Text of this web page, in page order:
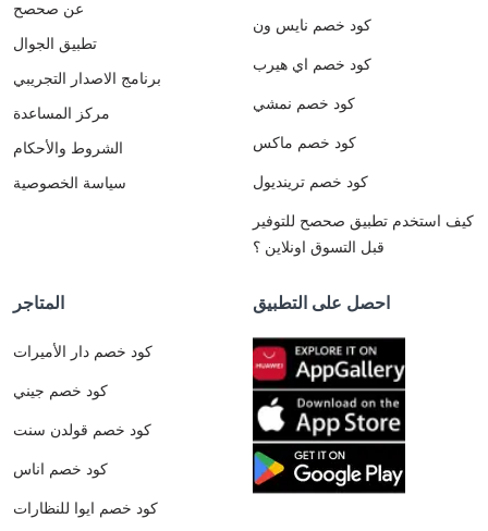
عن صحصح
تطبيق الجوال
برنامج الاصدار التجريبي
مركز المساعدة
الشروط والأحكام
سياسة الخصوصية
كود خصم نايس ون
كود خصم اي هيرب
كود خصم نمشي
كود خصم ماكس
كود خصم ترينديول
كيف استخدم تطبيق صحصح للتوفير
قبل التسوق اونلاين ؟
المتاجر
كود خصم دار الأميرات
كود خصم جيني
كود خصم قولدن سنت
كود خصم اناس
كود خصم ايوا للنظارات
احصل على التطبيق